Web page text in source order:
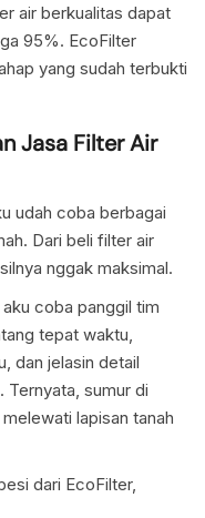
air berkualitas dapat
95%. EcoFilter
yang sudah terbukti
Jasa Filter Air
udah coba berbagai
Dari beli filter air
nggak maksimal.
coba panggil tim
tepat waktu,
dan jelasin detail
Ternyata, sumur di
lapisan tanah
dari EcoFilter,